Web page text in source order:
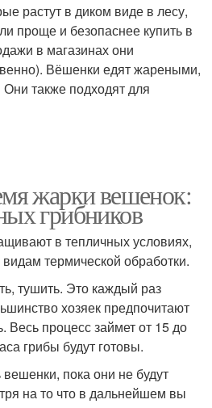
растут в диком виде в лесу,
проще и безопаснее купить в
в магазинах они
Вёшенки едят жареными,
также подходят для
жарки вешенок:
грибников
в тепличных условиях,
термической обработки.
тушить. Это каждый раз
хозяек предпочитают
Весь процесс займет от 15 до
грибы будут готовы.
пока они не будут
на то что в дальнейшем вы